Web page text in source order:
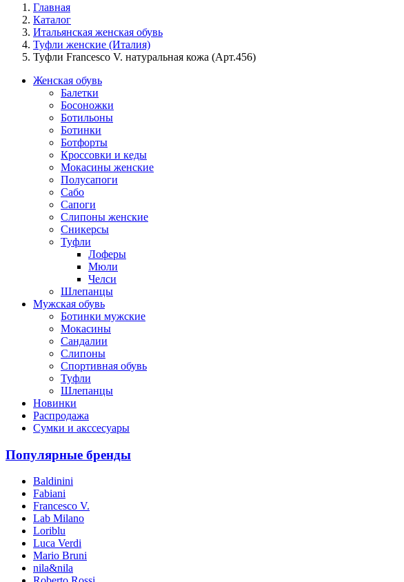
Главная
Каталог
Итальянская женская обувь
Туфли женские (Италия)
Туфли Francesco V. натуральная кожа (Арт.456)
Женская обувь
Балетки
Босоножки
Ботильоны
Ботинки
Ботфорты
Кроссовки и кеды
Мокасины женские
Полусапоги
Сабо
Сапоги
Слипоны женские
Сникерсы
Туфли
Лоферы
Мюли
Челси
Шлепанцы
Мужская обувь
Ботинки мужские
Мокасины
Сандалии
Слипоны
Спортивная обувь
Туфли
Шлепанцы
Новинки
Распродажа
Сумки и акссесуары
Популярные бренды
Baldinini
Fabiani
Francesco V.
Lab Milano
Loriblu
Luca Verdi
Mario Bruni
nila&nila